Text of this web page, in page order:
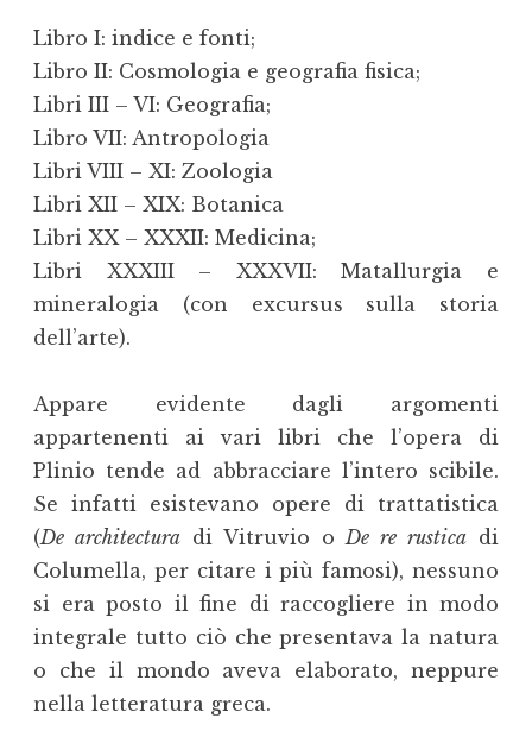
Libro I: indice e fonti;
Libro II: Cosmologia e geografia fisica;
Libri III – VI: Geografia;
Libro VII: Antropologia
Libri VIII – XI: Zoologia
Libri XII – XIX: Botanica
Libri XX – XXXII: Medicina;
Libri XXXIII – XXXVII: Matallurgia e
mineralogia (con excursus sulla storia
dell’arte).
Appare evidente dagli argomenti
appartenenti ai vari libri che l’opera di
Plinio tende ad abbracciare l’intero scibile.
Se infatti esistevano opere di trattatistica
(De architecturadi Vitruvio o De re rustica di
Columella, per citare i più famosi), nessuno
si era posto il fine di raccogliere in modo
integrale tutto ciò che presentava la natura
o che il mondo aveva elaborato, neppure
nella letteratura greca.